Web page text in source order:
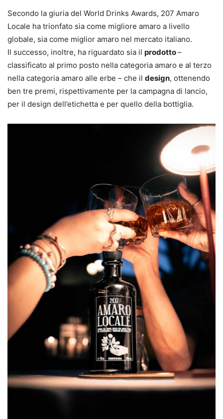
Secondo la giuria del World Drinks Awards, 207 Amaro
Locale ha trionfato sia come migliore amaro a livello
globale, sia come miglior amaro nel mercato italiano.
Il successo, inoltre, ha riguardato sia il prodotto–
classificato al primo posto nella categoria amaro e al terzo
nella categoria amaro alle erbe – che il design, ottenendo
ben tre premi, rispettivamente per la campagna di lancio,
per il design dell’etichetta e per quello della bottiglia.